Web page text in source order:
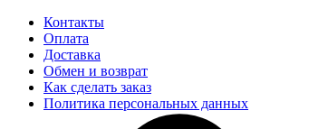
Контакты
Оплата
Доставка
Обмен и возврат
Как сделать заказ
Политика персональных данных